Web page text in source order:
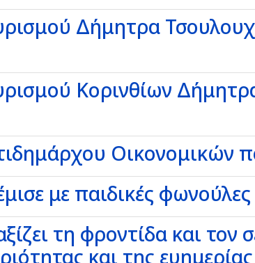
Δήμητρα
Κορινθίων
Οικονομικών
με παιδικές
τη φροντίδα και
και της ευημερίας